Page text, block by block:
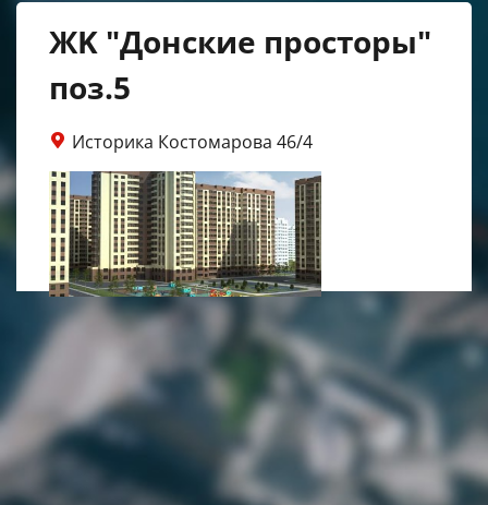
ЖK "Донские просторы"
поз.5
Историка Костомарова 46/4